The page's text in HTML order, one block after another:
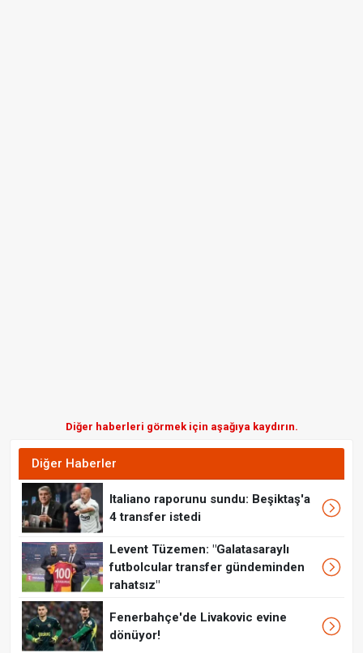
Diğer haberleri görmek için aşağıya kaydırın.
Diğer Haberler
Italiano raporunu sundu: Beşiktaş'a
4 transfer istedi
Levent Tüzemen: "Galatasaraylı
futbolcular transfer gündeminden
rahatsız"
Fenerbahçe'de Livakovic evine
dönüyor!